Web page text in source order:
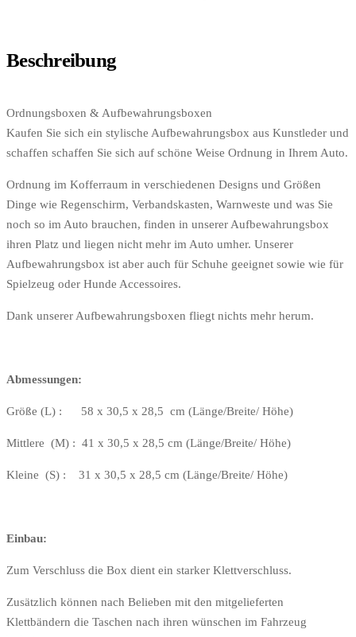
Beschreibung
Ordnungsboxen & Aufbewahrungsboxen
Kaufen Sie sich ein stylische Aufbewahrungsbox aus Kunstleder und
schaffen schaffen Sie sich auf schöne Weise Ordnung in Ihrem Auto.
Ordnung im Kofferraum in verschiedenen Designs und Größen
Dinge wie Regenschirm, Verbandskasten, Warnweste und was Sie
noch so im Auto brauchen, finden in unserer Aufbewahrungsbox
ihren Platz und liegen nicht mehr im Auto umher. Unserer
Aufbewahrungsbox ist aber auch für Schuhe geeignet sowie wie für
Spielzeug oder Hunde Accessoires.
Dank unserer Aufbewahrungsboxen fliegt nichts mehr herum.
Abmessungen:
Größe (L) : 58 x 30,5 x 28,5 cm (Länge/Breite/ Höhe)
Mittlere (M) : 41 x 30,5 x 28,5 cm (Länge/Breite/ Höhe)
Kleine (S) : 31 x 30,5 x 28,5 cm (Länge/Breite/ Höhe)
Einbau:
Zum Verschluss die Box dient ein starker Klettverschluss.
Zusätzlich können nach Belieben mit den mitgelieferten
Klettbändern die Taschen nach ihren wünschen im Fahrzeug